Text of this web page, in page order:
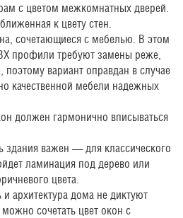
с цветом межкомнатных дверей.
к цвету стен.
сочетающиеся с мебелью. В этом
профили требуют замены реже,
вариант оправдан в случае
качественной мебели надежных
должен гармонично вписываться
здания важен — для классического
ламинация под дерево или
цвета.
архитектура дома не диктуют
сочетать цвет окон с